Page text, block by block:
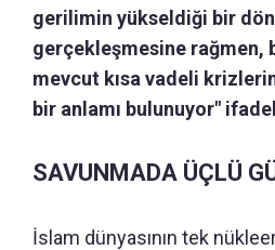
gerilimin yükseldiği bir
gerçekleşmesine rağmen,
mevcut kısa vadeli
bir anlamı bulunuyor"
SAVUNMADA ÜÇLÜ
İslam dünyasının tek